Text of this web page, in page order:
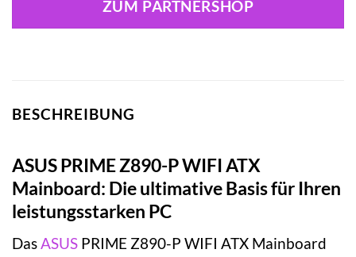
ZUM PARTNERSHOP
BESCHREIBUNG
ASUS PRIME Z890-P WIFI ATX
Mainboard: Die ultimative Basis für Ihren
leistungsstarken PC
DasASUS PRIME Z890-P WIFI ATX Mainboard